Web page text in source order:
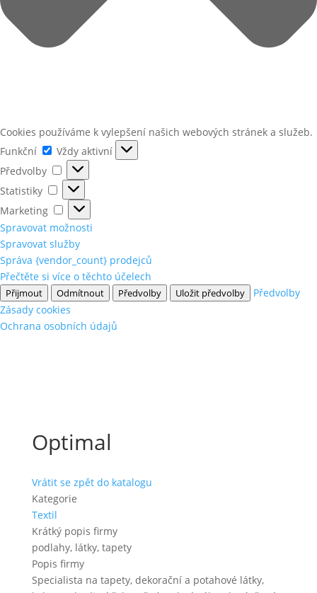
Cookies používáme k vylepšení našich webových stránek a služeb.
Funkční
Funkční
Vždy aktivní
Předvolby
Předvolby
Statistiky
Statistiky
Marketing
Marketing
Spravovat možnosti
Spravovat služby
Správa {vendor_count} prodejců
Přečtěte si více o těchto účelech
Přijmout Odmítnout Předvolby Uložit předvolby
Předvolby
Zásady cookies
Ochrana osobních údajů
Optimal
Vrátit se zpět do katalogu
Kategorie
Textil
Krátký popis firmy
podlahy, látky, tapety
Popis firmy
Specialista na tapety, dekorační a potahové látky,